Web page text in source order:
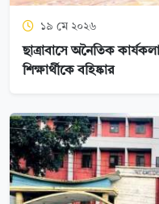
১৯ মে ২০২৬
ছাত্রাবাসে অনৈতিক
শিক্ষার্থীকে বহিষ্কার